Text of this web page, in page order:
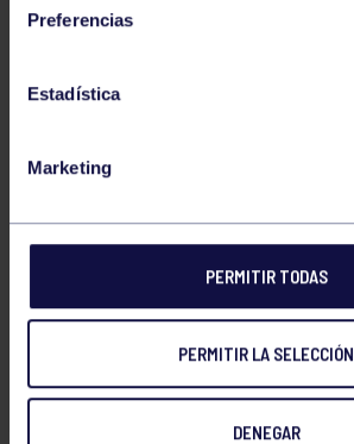
Preferencias
Estadística
Marketing
PERMITIR TODAS
PERMITIR LA SELECCIÓN
DENEGAR
Distinciones
Canal de Denuncias